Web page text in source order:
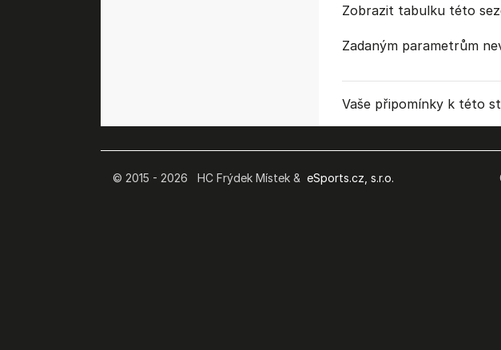
Zobrazit tabulkutéto
Zadaným parametrům
Vaše připomínky k této
© 2015 - 2026 HC Frýdek Místek &eSports.cz, s.r.o.